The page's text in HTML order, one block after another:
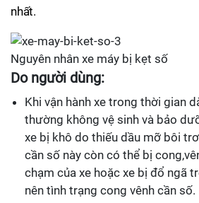
nhất.
Nguyên nhân xe máy bị kẹt số
Do người dùng:
Khi vận hành xe trong thời gian
thường không vệ sinh và bảo
xe bị khô do thiếu dầu mỡ bôi
cần số này còn có thể bị
chạm của xe hoặc xe bị đổ ngã
nên tình trạng cong vênh cần số.